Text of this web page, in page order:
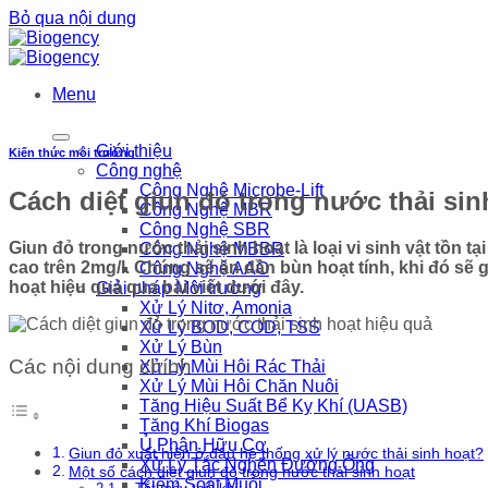
Bỏ qua nội dung
Menu
Giới thiệu
Công nghệ
Công Nghệ Microbe-Lift
Công Nghệ MBR
Công Nghệ SBR
Công Nghệ MBBR
Công Nghệ AAO
Giải pháp Môi trường
Xử Lý Nitơ, Amonia
Xử Lý BOD, COD, TSS
Xử Lý Bùn
Xử Lý Mùi Hôi Rác Thải
Xử Lý Mùi Hôi Chăn Nuôi
Tăng Hiệu Suất Bể Kỵ Khí (UASB)
Tăng Khí Biogas
Ủ Phân Hữu Cơ
Xử Lý Tắc Nghẽn Đường Ống
Kiểm Soát Muỗi
Kiến thức môi trường
Cách diệt giun đỏ trong nước thải
Giun đỏ trong nước thải sinh hoạt là loại vi sinh vật tồn
cao trên 2mg/l. Chúng sẽ ăn dần bùn hoạt tính, khi đó
hoạt hiệu quả qua bài viết dưới đây.
Các nội dung chính
Giun đỏ xuất hiện ở đâu hệ thống xử lý nước thải sinh hoạt?
Một số cách diệt giun đỏ trong nước thải sinh hoạt